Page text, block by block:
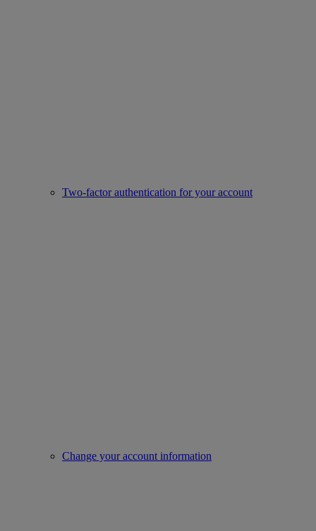
Two-factor authentication for your account
Change your account information